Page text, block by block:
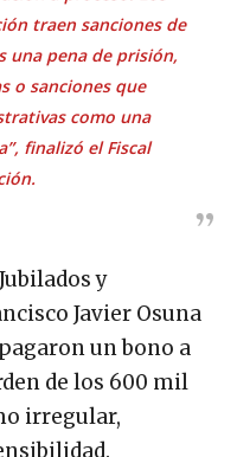
traen sanciones de
una pena de prisión,
o sanciones que
como una
finalizó el Fiscal
y
Javier Osuna
un bono a
de los 600 mil
irregular,